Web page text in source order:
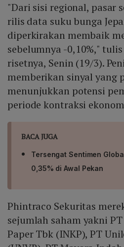
"Dari sisi regional, pasar
rilis data suku bunga
diperkirakan membaik
sebelumnya -0,10%,"
risetnya, Senin (19/3).
memberikan sinyal yang
menunjukkan potensi
periode kontraksi
BACA JUGA
Tersengat Sentimen
0,35% di Awal Pekan
Phintraco Sekuritas
sejumlah saham yakni
Paper Tbk (INKP), PT